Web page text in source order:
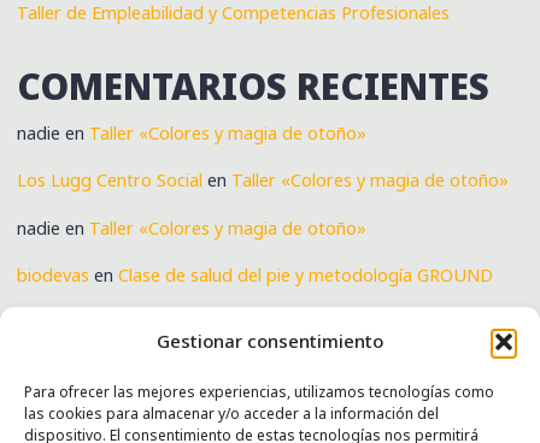
Gestionar consentimiento
Para ofrecer las mejores experiencias, utilizamos tecnologías como
las cookies para almacenar y/o acceder a la información del
dispositivo. El consentimiento de estas tecnologías nos permitirá
Taller de Empleabilidad y Competencias Profesionales
COMENTARIOS RECIENTES
nadie en Taller «Colores y magia de otoño»
Los Lugg Centro Social en Taller «Colores y magia de otoño»
nadie en Taller «Colores y magia de otoño»
biodevas enClase de salud del pie y metodología GROUND
SERVICIOS